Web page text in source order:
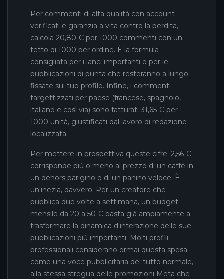
Per commenti di alta qualità con account
verificati e garanzia a vita contro la perdita,
calcola 20,80 € per 1000 commenti con un
tetto di 1000 per ordine. È la formula
consigliata per i lanci importanti o per le
pubblicazioni di punta che resteranno a lungo
fissate sul tuo profilo. Infine, i commenti
targettizzati per paese (francese, spagnolo,
italiano e così via) sono fatturati 31,65 € per
1000 unità, giustificati dal lavoro di redazione
localizzata.
Per mettere in prospettiva queste cifre: 2,56 €
corrisponde più o meno al prezzo di un caffè in
un dehors parigino o di un panino veloce. È
un'inezia, davvero. Per un creatore che
pubblica due volte a settimana, un budget
mensile da 20 a 50 € basta già ampiamente a
trasformare la dinamica d'interazione delle sue
pubblicazioni più importanti. Molti profili
professionali considerano ormai questa spesa
come una voce pubblicitaria del tutto normale,
alla stessa stregua delle promozioni Meta che